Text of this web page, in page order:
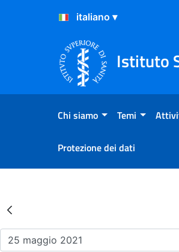
Salta al Contenuto
Salta al Footer
Istituto
Chi siamo Temi
Protezione dei dati
Risultati della